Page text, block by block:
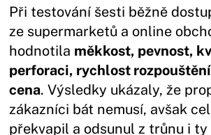
Při testování šesti běžně
ze supermarketů a online
hodnotila měkkost, pevnost,
perforaci, rychlost rozpouštění
cena. Výsledky ukázaly, že
zákazníci bát nemusí, avšak
překvapil a odsunul z trůnu i ty